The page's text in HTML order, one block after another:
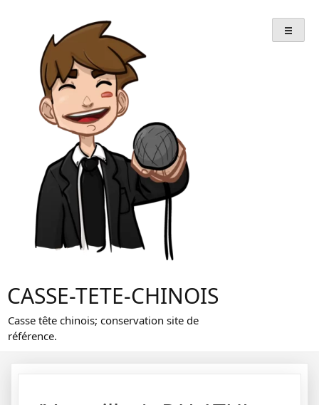
CASSE-TETE-CHINOIS
Casse tête chinois; conservation site de
référence.